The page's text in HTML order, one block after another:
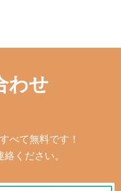
わせ
べて無料です！
ください。